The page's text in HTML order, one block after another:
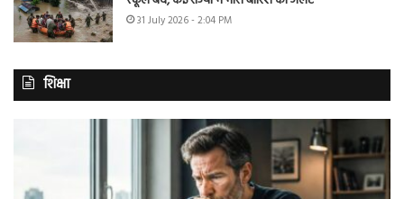
31 July 2026 - 2:04 PM
शिक्षा